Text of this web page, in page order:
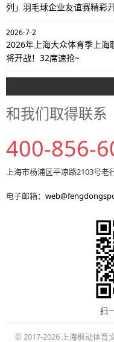
列」羽毛球企业友谊赛精彩开
2026-7-2
2026年上海大众体育季上
将开战！32席速抢~
和我们取得联系
400-856-
上海市杨浦区平凉路2103号老
电子邮箱：
扫
© 2017-2026 上海枫动体育